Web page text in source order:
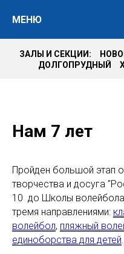
МЕНЮ
ЗАЛЫ И СЕКЦИИ:
ДОЛГОПРУДНЫЙ
Нам 7 лет
Пройден большой этап
творчества и досуга
10 до Школы
тремя направлениями:
волейбол, пляжный
единоборства для детей.